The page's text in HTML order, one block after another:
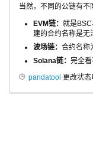
当然，不同的公链有
EVM链： 就是
建的合约名称是无
波场链： 合约名称
Solana链： 完全
pandatool 更改状态